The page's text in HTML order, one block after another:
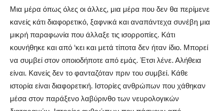
Μια μέρα όπως όλες οι άλλες, μια μέρα που δεν θα περίμενε
κανείς κάτι διαφορετικό, ξαφνικά και αναπάντεχα συνέβη μια
μικρή παραφωνία που άλλαξε τις ισορροπίες. Κάτι
κουνήθηκε και από ‘κει και μετά τίποτα δεν ήταν ίδιο. Μπορεί
να συμβεί στον οποιοδήποτε από εμάς. Έτσι λένε. Αλήθεια
είναι. Κανείς δεν το φανταζόταν πριν του συμβεί. Κάθε
ιστορία είναι διαφορετική. Ιστορίες ανθρώπων που χάθηκαν
μέσα στον παράξενο λαβύρινθο των νευρολογικών